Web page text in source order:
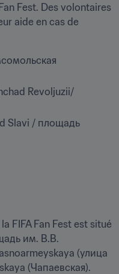
Fest. Des volontaires
aide en cas de
Revoljuzii/
Slavi / площадь
FIFA Fan Fest est situé
им. В.В.
(улица
(Чапаевская).